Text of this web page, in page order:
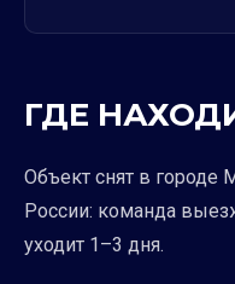
ГДЕ
Объект снят в
России: команда
уходит 1–3 дня.